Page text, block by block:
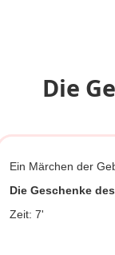
Die
Ein Märchen der
Die Geschenke
Zeit: 7'